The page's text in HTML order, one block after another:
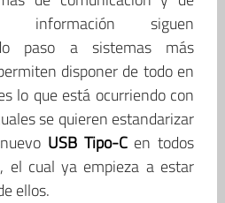
información siguen
paso a sistemas más
disponer de todo en
lo que está ocurriendo con
se quieren estandarizar
USB Tipo-Cen todos
el cual ya empieza a estar
ellos.